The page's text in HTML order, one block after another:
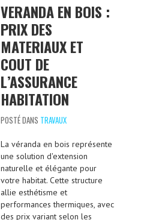
VERANDA EN BOIS :
PRIX DES
MATERIAUX ET
COUT DE
L’ASSURANCE
HABITATION
POSTÉ DANS TRAVAUX
La véranda en bois représente
une solution d'extension
naturelle et élégante pour
votre habitat. Cette structure
allie esthétisme et
performances thermiques, avec
des prix variant selon les